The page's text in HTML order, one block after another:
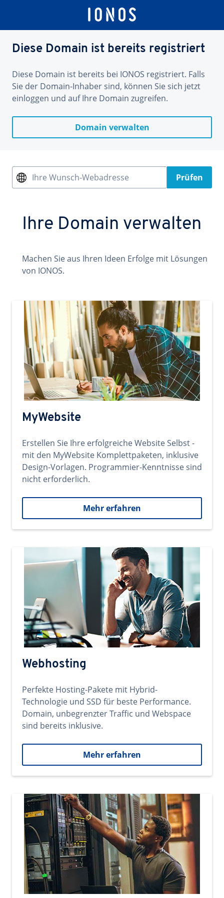
Diese Domain ist bereits registriert
Diese Domain ist bereits bei IONOS registriert. Falls
Sie der Domain-Inhaber sind, können Sie sich jetzt
einloggen und auf Ihre Domain zugreifen.
Domain verwalten
Ihre Wunsch-Webadresse Prüfen
Ihre Domain verwalten
Machen Sie aus Ihren Ideen Erfolge mit Lösungen
von IONOS.
MyWebsite
Erstellen Sie Ihre erfolgreiche Website Selbst -
mit den MyWebsite Komplettpaketen, inklusive
Design-Vorlagen. Programmier-Kenntnisse sind
nicht erforderlich.
Mehr erfahren
Webhosting
Perfekte Hosting-Pakete mit Hybrid-
Technologie und SSD für beste Performance.
Domain, unbegrenzter Traffic und Webspace
sind bereits inklusive.
Mehr erfahren